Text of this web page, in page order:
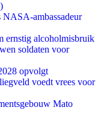
ambassadeur
ernstig alcoholmisbruik
soldaten voor
opvolgt
voedt vrees voor
Mato